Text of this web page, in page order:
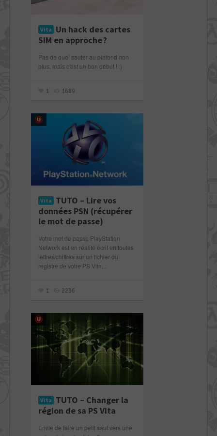
Vita Un hack des cartes
SIM en approche ?
Pas de quoi sauter au plafond non
plus, mais c'est un bon début ! :)
1 1689
Vita TUTO – Lire vos
données PSN (récupérer
le mot de passe)
Votre mot de passe PlayStation
Network est en réalité écrit en toutes
lettres/chiffres sur un fichier du
registre de votre PS Vita...
1 2236
Vita TUTO – Changer la
région de sa PS Vita
Envie de faire un petit saut vers une